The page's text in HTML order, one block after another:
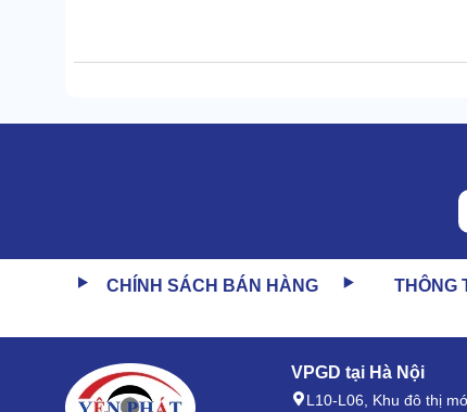
Dù bạn sử dụng máy lặp lại hằng ngày, làm việc
Lớp vỏ ngoài của máy ghép nối siêu khít, các
xâm nhập ẩm.
CHÍNH SÁCH BÁN HÀNG THÔNG
VPGD tại Hà Nội
L10-L06, Khu đô thị